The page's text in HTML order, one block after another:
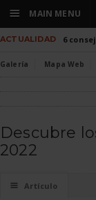
ACTUALIDAD 6
Galería Mapa Web
Descubre
2022
☰ Artículo
☰ MAIN MENU